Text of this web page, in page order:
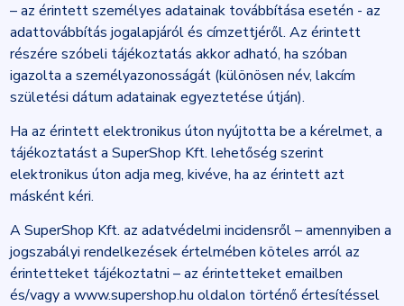
– az érintett személyes adatainak továbbítása esetén - az
adattovábbítás jogalapjáról és címzettjéről. Az érintett
részére szóbeli tájékoztatás akkor adható, ha szóban
igazolta a személyazonosságát (különösen név, lakcím
születési dátum adatainak egyeztetése útján).
Ha az érintett elektronikus úton nyújtotta be a kérelmet, a
tájékoztatást a SuperShop Kft. lehetőség szerint
elektronikus úton adja meg, kivéve, ha az érintett azt
másként kéri.
A SuperShop Kft. az adatvédelmi incidensről – amennyiben a
jogszabályi rendelkezések értelmében köteles arról az
érintetteket tájékoztatni – az érintetteket emailben
és/vagy a www.supershop.hu oldalon történő értesítéssel